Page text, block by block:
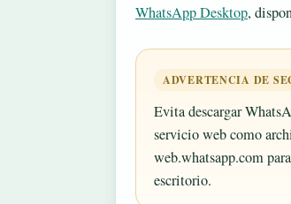
WhatsApp Desktop,
ADVERTENCIA DE
Evita descargar
servicio web como
web.whatsapp.com
escritorio.